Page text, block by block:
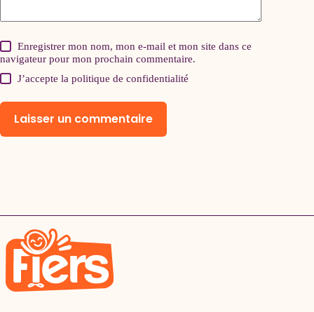
Enregistrer mon nom, mon e-mail et mon site dans ce
navigateur pour mon prochain commentaire.
J’accepte lapolitique de confidentialité
Laisser un commentaire